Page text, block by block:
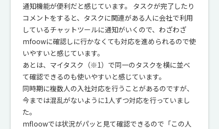
通知機能が便利だと感じています。 タスクが完了したり
コメントをすると、タスクに関連がある人に会社で利用
しているチャットツールに通知がいくので、わざわざ
mfoowに確認しに行かなくても対応を進められるので使
いやすいと感じています。
あとは、マイタスク（※1）で同一のタスクを横に並べ
て確認できるのも使いやすいと感じています。
同時期に複数人の入社対応を行うことがあるのですが、
今までは混乱がないように1人ずつ対応を行っていまし
た。
mfloowでは状況がパッと見て確認できるので「この人